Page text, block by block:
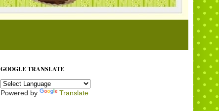
GOOGLE TRANSLATE
Powered by Translate